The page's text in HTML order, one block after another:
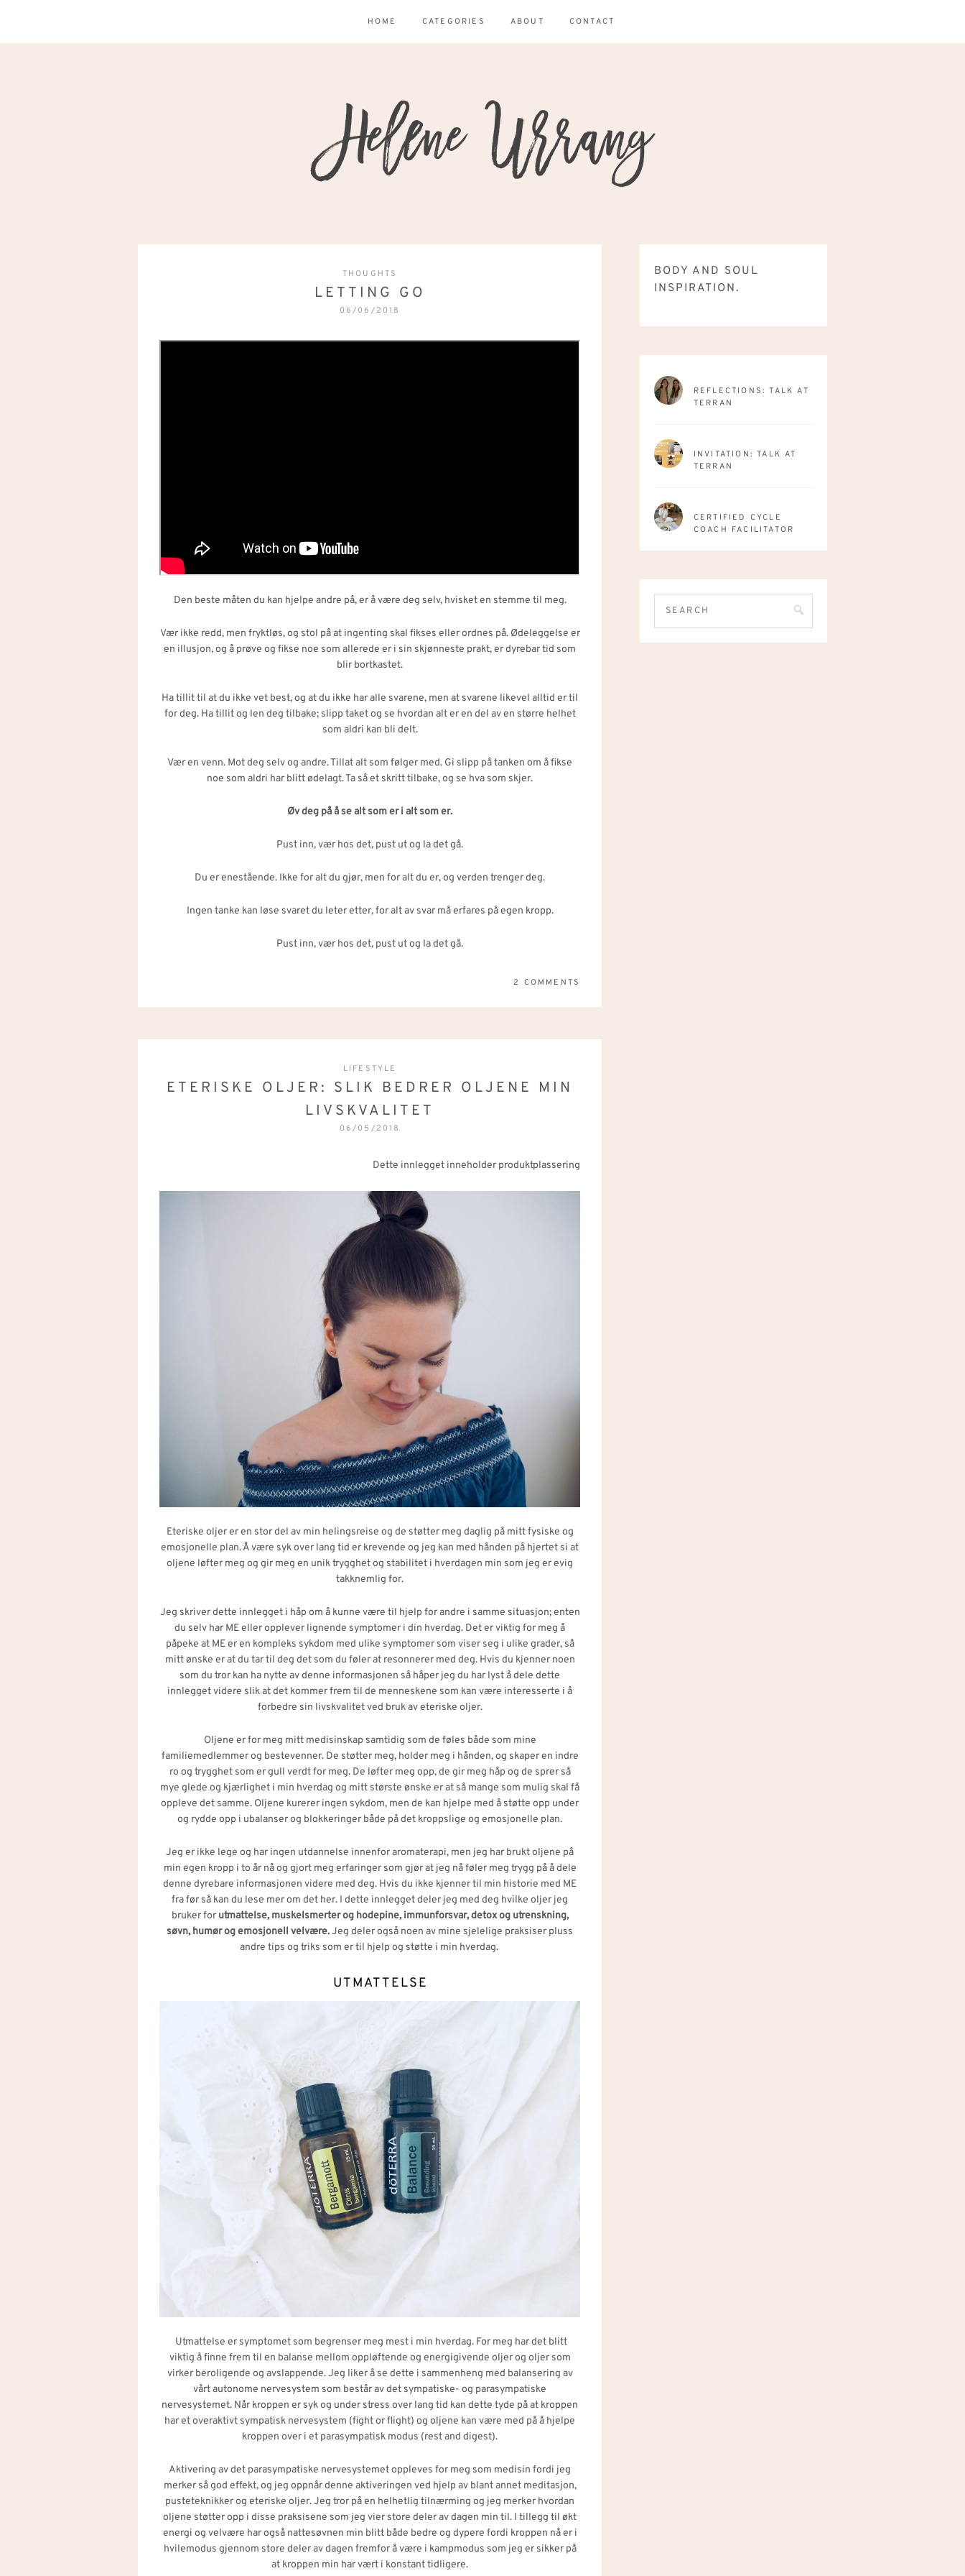
HOME CATEGORIES ABOUT CONTACT
THOUGHTS
LETTING GO
06/06/2018
Den beste måten du kan hjelpe andre på, er å være deg selv, hvisket en stemme til meg.
Vær ikke redd, men fryktløs, og stol på at ingenting skal fikses eller ordnes på. Ødeleggelse er
en illusjon, og å prøve og fikse noe som allerede er i sin skjønneste prakt, er dyrebar tid som
blir bortkastet.
Ha tillit til at du ikke vet best, og at du ikke har alle svarene, men at svarene likevel alltid er til
for deg. Ha tillit og len deg tilbake; slipp taket og se hvordan alt er en del av en større helhet
som aldri kan bli delt.
Vær en venn. Mot deg selv og andre. Tillat alt som følger med. Gi slipp på tanken om å fikse
noe som aldri har blitt ødelagt. Ta så et skritt tilbake, og se hva som skjer.
Øv deg på å se alt som er i alt som er.
Pust inn, vær hos det, pust ut og la det gå.
Du er enestående. Ikke for alt du gjør, men for alt du er, og verden trenger deg.
Ingen tanke kan løse svaret du leter etter, for alt av svar må erfares på egen kropp.
Pust inn, vær hos det, pust ut og la det gå.
2 COMMENTS
LIFESTYLE
ETERISKE OLJER: SLIK BEDRER OLJENE MIN
LIVSKVALITET
06/05/2018
Dette innlegget inneholder produktplassering
Eteriske oljer er en stor del av min helingsreise og de støtter meg daglig på mitt fysiske og
emosjonelle plan. Å være syk over lang tid er krevende og jeg kan med hånden på hjertet si at
oljene løfter meg og gir meg en unik trygghet og stabilitet i hverdagen min som jeg er evig
takknemlig for.
Jeg skriver dette innlegget i håp om å kunne være til hjelp for andre i samme situasjon; enten
du selv har ME eller opplever lignende symptomer i din hverdag. Det er viktig for meg å
påpeke at ME er en kompleks sykdom med ulike symptomer som viser seg i ulike grader, så
mitt ønske er at du tar til deg det som du føler at resonnerer med deg. Hvis du kjenner noen
som du tror kan ha nytte av denne informasjonen så håper jeg du har lyst å dele dette
innlegget videre slik at det kommer frem til de menneskene som kan være interesserte i å
forbedre sin livskvalitet ved bruk av eteriske oljer.
Oljene er for meg mitt medisinskap samtidig som de føles både som mine
familiemedlemmer og bestevenner. De støtter meg, holder meg i hånden, og skaper en indre
ro og trygghet som er gull verdt for meg. De løfter meg opp, de gir meg håp og de sprer så
mye glede og kjærlighet i min hverdag og mitt største ønske er at så mange som mulig skal få
oppleve det samme. Oljene kurerer ingen sykdom, men de kan hjelpe med å støtte opp under
og rydde opp i ubalanser og blokkeringer både på det kroppslige og emosjonelle plan.
Jeg er ikke lege og har ingen utdannelse innenfor aromaterapi, men jeg har brukt oljene på
min egen kropp i to år nå og gjort meg erfaringer som gjør at jeg nå føler meg trygg på å dele
denne dyrebare informasjonen videre med deg. Hvis du ikke kjenner til min historie med ME
fra før så kan du lese mer om det her. I dette innlegget deler jeg med deg hvilke oljer jeg
bruker forutmattelse, muskelsmerter og hodepine, immunforsvar, detox og utrenskning,
søvn, humør og emosjonell velvære.Jeg deler også noen av mine sjelelige praksiser pluss
andre tips og triks som er til hjelp og støtte i min hverdag.
UTMATTELSE
Utmattelse er symptomet som begrenser meg mest i min hverdag. For meg har det blitt
viktig å finne frem til en balanse mellom oppløftende og energigivende oljer og oljer som
virker beroligende og avslappende. Jeg liker å se dette i sammenheng med balansering av
vårt autonome nervesystem som består av det sympatiske- og parasympatiske
nervesystemet. Når kroppen er syk og under stress over lang tid kan dette tyde på at kroppen
har et overaktivt sympatisk nervesystem (fight or flight) og oljene kan være med på å hjelpe
kroppen over i et parasympatisk modus (rest and digest).
Aktivering av det parasympatiske nervesystemet oppleves for meg som medisin fordi jeg
merker så god effekt, og jeg oppnår denne aktiveringen ved hjelp av blant annet meditasjon,
pusteteknikker og eteriske oljer. Jeg tror på en helhetlig tilnærming og jeg merker hvordan
oljene støtter opp i disse praksisene som jeg vier store deler av dagen min til. I tillegg til økt
energi og velvære har også nattesøvnen min blitt både bedre og dypere fordi kroppen nå er i
hvilemodus gjennom store deler av dagen fremfor å være i kampmodus som jeg er sikker på
at kroppen min har vært i konstant tidligere.
BODY AND SOUL
INSPIRATION.
REFLECTIONS: TALK AT
TERRAN
INVITATION: TALK AT
TERRAN
CERTIFIED CYCLE
COACH FACILITATOR